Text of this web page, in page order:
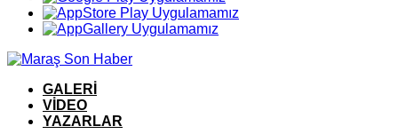
GALERİ
VİDEO
YAZARLAR